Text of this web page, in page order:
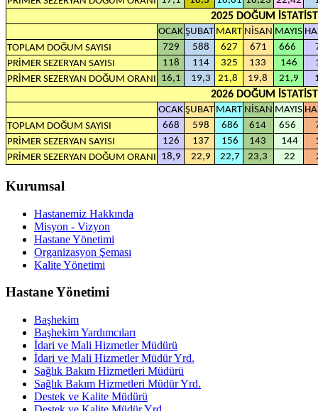
2025 DOĞUM
OCAK ŞUBAT MART NİSAN MAYIS
TOPLAM DOĞUM SAYISI
729 588 627 671 666
PRİMER SEZERYAN SAYISI
118 114 325 133 146
PRİMER SEZERYAN DOĞUM ORANI 16,1 19,3 21,8 19,8 21,9
2026 DOĞUM
OCAK ŞUBAT MART NİSAN MAYIS
TOPLAM DOĞUM SAYISI
668 598 686 614 656
PRİMER SEZERYAN SAYISI
126 137 156 143 144
PRİMER SEZERYAN DOĞUM ORANI 18,9 22,9 22,7 23,3 22
Kurumsal
Hastanemiz Hakkında
Misyon - Vizyon
Hastane Yönetimi
Organizasyon Şeması
Kalite Yönetimi
Hastane Yönetimi
Başhekim
Başhekim Yardımcıları
İdari ve Mali Hizmetler Müdürü
İdari ve Mali Hizmetler Müdür Yrd.
Sağlık Bakım Hizmetleri Müdürü
Sağlık Bakım Hizmetleri Müdür Yrd.
Destek ve Kalite Müdürü